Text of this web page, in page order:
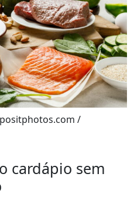
/
cardápio sem